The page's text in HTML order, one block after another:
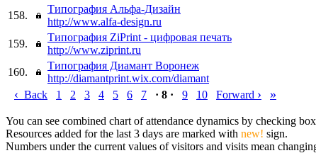
158.
Типография Альфа-Дизайн
http://www.alfa-design.ru
159.
Типография ZiPrint - цифровая печать
http://www.ziprint.ru
160.
Типография Диамант Воронеж
http://diamantprint.wix.com/diamant
‹ Back 1 2 3 4 5 6 7 · 8 · 9 10 Forward › »
You can see combined chart of attendance dynamics by checking
Resources added for the last 3 days are marked with new! sign.
Numbers under the current values of visitors and visits mean